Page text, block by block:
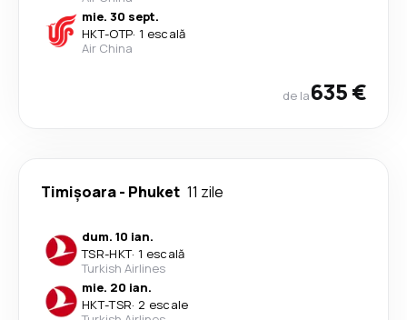
mie. 30 sept.
HKT-OTP· 1 escală
Air China
de la635 €
Timișoara- Phuket 11 zile
dum. 10 ian.
TSR-HKT· 1 escală
Turkish Airlines
mie. 20 ian.
HKT-TSR· 2 escale